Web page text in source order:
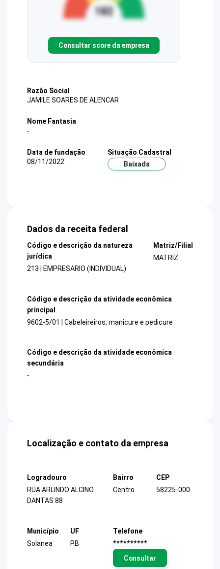
Consultar score da empresa
Razão Social
JAMILE SOARES DE ALENCAR
Nome Fantasia
-
Data de fundação
08/11/2022
Situação Cadastral
Baixada
Dados da receita federal
Código e descrição da natureza
jurídica
213 | EMPRESARIO (INDIVIDUAL)
Matriz/Filial
MATRIZ
Código e descrição da atividade econômica
principal
9602-5/01 | Cabeleireiros, manicure e pedicure
Código e descrição da atividade econômica
secundária
-
Localização e contato da empresa
Logradouro
RUA ARLINDO ALCINO
DANTAS 88
Bairro
Centro
CEP
58225-000
Município
Solanea
UF
PB
Telefone
**********
Consultar